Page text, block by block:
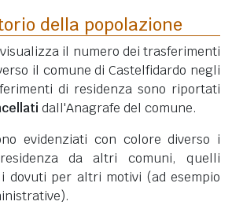
della popolazione
il numero dei trasferimenti
il comune di Castelfidardo negli
di residenza sono riportati
dall'Anagrafe del comune.
evidenziati con colore diverso i
da altri comuni, quelli
dovuti per altri motivi (ad esempio